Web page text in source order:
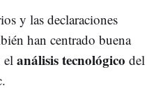
y las declaraciones
han centrado buena
el análisis tecnológico del